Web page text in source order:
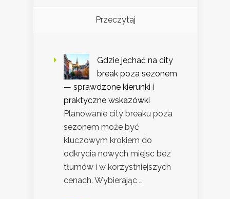
Przeczytaj
Gdzie jechać na city
break poza sezonem
— sprawdzone kierunki i
praktyczne wskazówki
Planowanie city breaku poza
sezonem może być
kluczowym krokiem do
odkrycia nowych miejsc bez
tłumów i w korzystniejszych
cenach. Wybierając …